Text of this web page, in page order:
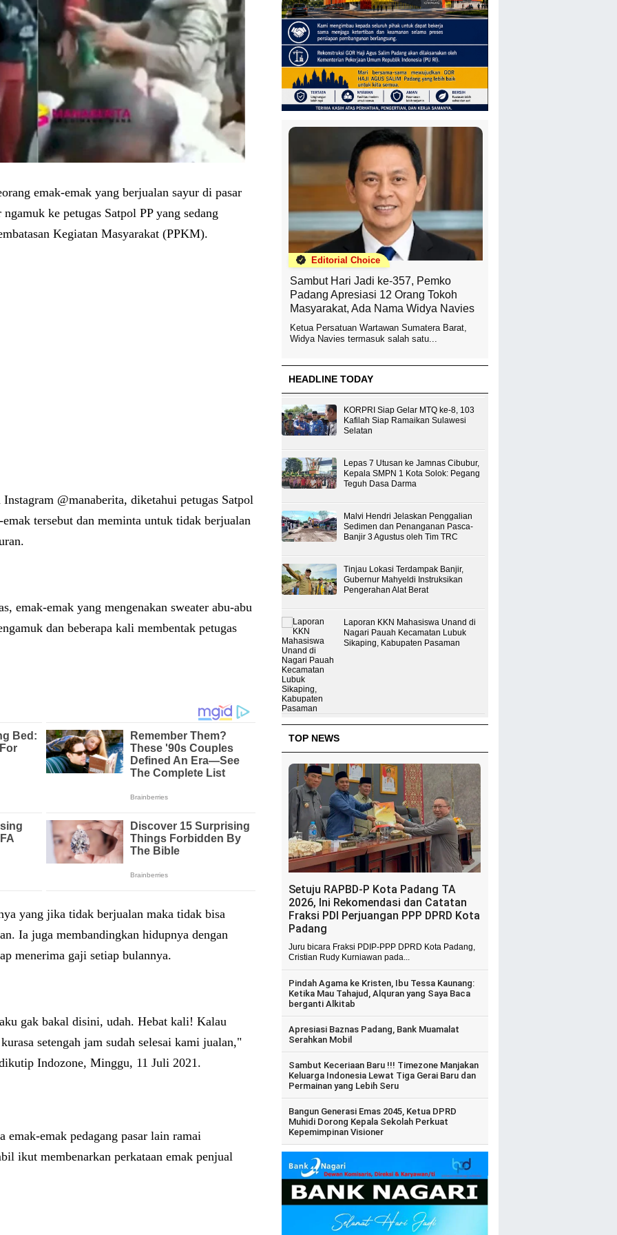
emak-emak yang berjualan sayur di pasar
ke petugas Satpol PP yang sedang
Kegiatan Masyarakat (PPKM).
@manaberita, diketahui petugas Satpol
tersebut dan meminta untuk tidak berjualan
emak-emak yang mengenakan sweater abu-abu
dan beberapa kali membentak petugas
yang jika tidak berjualan maka tidak bisa
Ia juga membandingkan hidupnya dengan
menerima gaji setiap bulannya.
gak bakal disini, udah. Hebat kali! Kalau
setengah jam sudah selesai kami jualan,"
Indozone, Minggu, 11 Juli 2021.
emak-emak pedagang pasar lain ramai
ikut membenarkan perkataan emak penjual
Editorial Choice
Sambut Hari Jadi ke-357, Pemko
Padang Apresiasi 12 Orang Tokoh
Masyarakat, Ada Nama Widya Navies
Ketua Persatuan Wartawan Sumatera Barat,
Widya Navies termasuk salah satu...
HEADLINE TODAY
KORPRI Siap Gelar MTQ ke-8, 103
Kafilah Siap Ramaikan Sulawesi
Selatan
Lepas 7 Utusan ke Jamnas Cibubur,
Kepala SMPN 1 Kota Solok: Pegang
Teguh Dasa Darma
Malvi Hendri Jelaskan Penggalian
Sedimen dan Penanganan Pasca-
Banjir 3 Agustus oleh Tim TRC
Tinjau Lokasi Terdampak Banjir,
Gubernur Mahyeldi Instruksikan
Pengerahan Alat Berat
Laporan KKN Mahasiswa Unand di
Nagari Pauah Kecamatan Lubuk
Sikaping, Kabupaten Pasaman
TOP NEWS
Setuju RAPBD-P Kota Padang TA
2026, Ini Rekomendasi dan Catatan
Fraksi PDI Perjuangan PPP DPRD Kota
Padang
Juru bicara Fraksi PDIP-PPP DPRD Kota Padang,
Cristian Rudy Kurniawan pada...
Pindah Agama ke Kristen, Ibu Tessa Kaunang:
Ketika Mau Tahajud, Alquran yang Saya Baca
berganti Alkitab
Apresiasi Baznas Padang, Bank Muamalat
Serahkan Mobil
Sambut Keceriaan Baru !!! Timezone Manjakan
Keluarga Indonesia Lewat Tiga Gerai Baru dan
Permainan yang Lebih Seru
Bangun Generasi Emas 2045, Ketua DPRD
Muhidi Dorong Kepala Sekolah Perkuat
Kepemimpinan Visioner